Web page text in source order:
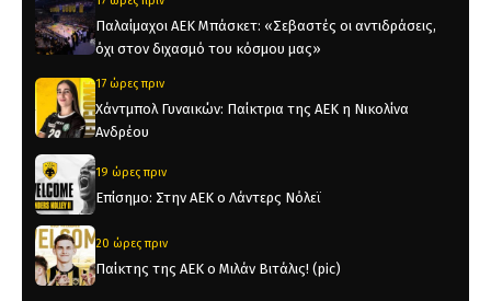
Παλαίμαχοι ΑΕΚ Μπάσκετ: «Σεβαστές οι αντιδράσεις,
όχι στον διχασμό του κόσμου μας»
17 ώρες πριν
Χάντμπολ Γυναικών: Παίκτρια της ΑΕΚ η Νικολίνα
Ανδρέου
19 ώρες πριν
Επίσημο: Στην ΑΕΚ ο Λάντερς Νόλεϊ
20 ώρες πριν
Παίκτης της ΑΕΚ ο Μιλάν Βιτάλις! (pic)